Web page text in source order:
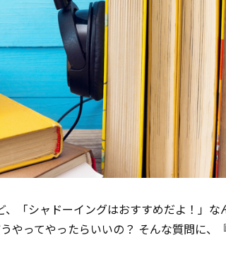
「シャドーイングはおすすめだよ！」な
やってやったらいいの？ そんな質問に、